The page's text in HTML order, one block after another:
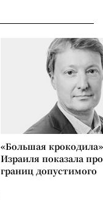
«Большая
Израиля показала
границ допустимого